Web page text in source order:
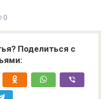
0
Поделиться с